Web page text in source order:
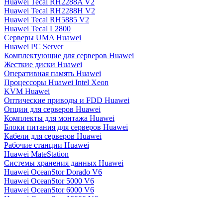
Huawei Tecal RH2288A V2
Huawei Tecal RH2288H V2
Huawei Tecal RH5885 V2
Huawei Tecal L2800
Серверы UMA Huawei
Huawei PC Server
Комплектующие для серверов Huawei
Жесткие диски Huawei
Оперативная память Huawei
Процессоры Huawei Intel Xeon
KVM Huawei
Оптические приводы и FDD Huawei
Опции для серверов Huawei
Комплекты для монтажа Huawei
Блоки питания для серверов Huawei
Кабели для серверов Huawei
Рабочие станции Huawei
Huawei MateStation
Системы хранения данных Huawei
Huawei OceanStor Dorado V6
Huawei OceanStor 5000 V6
Huawei OceanStor 6000 V6